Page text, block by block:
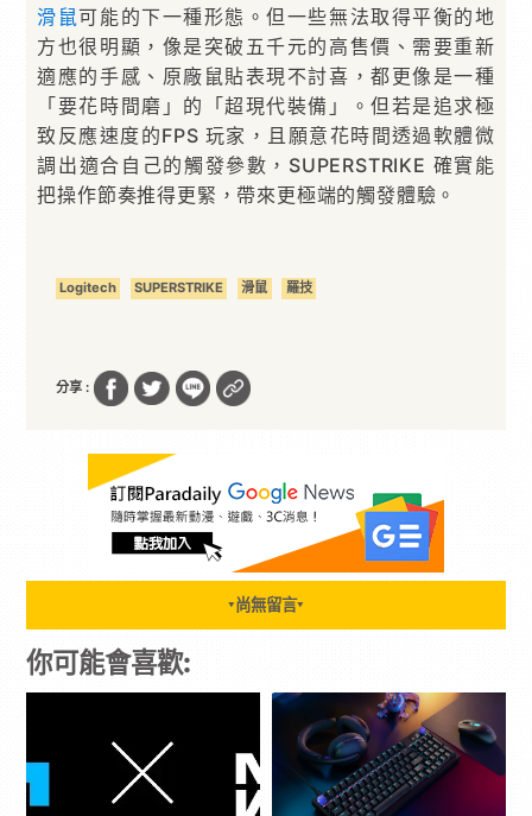
滑鼠 可能的下一種形態。但一些無法取得平衡的地
方也很明顯，像是突破五千元的高售價、需要重新
適應的手感、原廠鼠貼表現不討喜，都更像是一種
「要花時間磨」的「超現代裝備」。但若是追求極
致反應速度的FPS 玩家，且願意花時間透過軟體微
調出適合自己的觸發參數，SUPERSTRIKE 確實能
把操作節奏推得更緊，帶來更極端的觸發體驗。
Logitech SUPERSTRIKE 滑鼠 羅技
分享 :
▼ 尚無留言▼
你可能會喜歡: